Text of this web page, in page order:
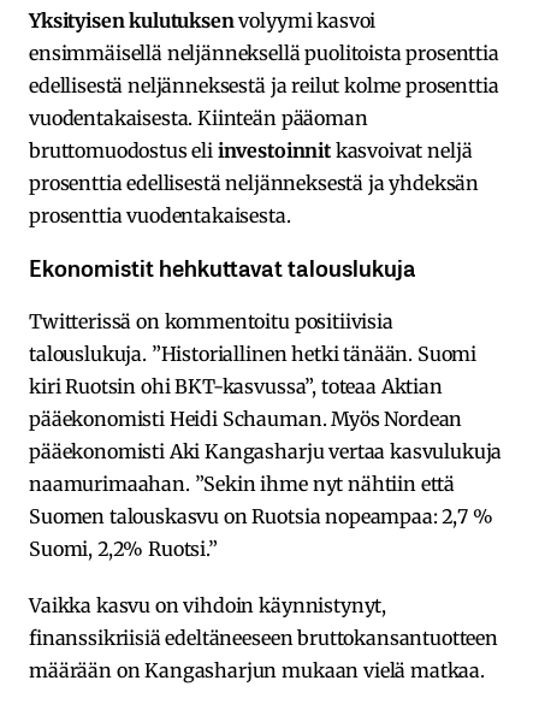
Yksityisen kulutuksen volyymi kasvoi
ensimmäisellä neljänneksellä puolitoista prosenttia
edellisestä neljänneksestä ja reilut kolme prosenttia
vuodentakaisesta. Kiinteän pääoman
bruttomuodostus eli investoinnitkasvoivat neljä
prosenttia edellisestä neljänneksestä ja yhdeksän
prosenttia vuodentakaisesta.
Ekonomistit hehkuttavat talouslukuja
Twitterissä on kommentoitu positiivisia
talouslukuja. ”Historiallinen hetki tänään. Suomi
kiri Ruotsin ohi BKT-kasvussa”, toteaa Aktian
pääekonomisti Heidi Schauman. Myös Nordean
pääekonomisti Aki Kangasharju vertaa kasvulukuja
naamurimaahan. ”Sekin ihme nyt nähtiin että
Suomen talouskasvu on Ruotsia nopeampaa: 2,7 %
Suomi, 2,2% Ruotsi.”
Vaikka kasvu on vihdoin käynnistynyt,
finanssikriisiä edeltäneeseen bruttokansantuotteen
määrään on Kangasharjun mukaan vielä matkaa.